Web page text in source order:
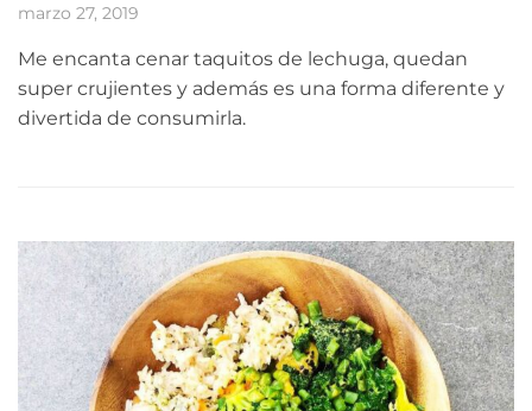
marzo 27, 2019
Me encanta cenar taquitos de lechuga, quedan
super crujientes y además es una forma diferente y
divertida de consumirla.